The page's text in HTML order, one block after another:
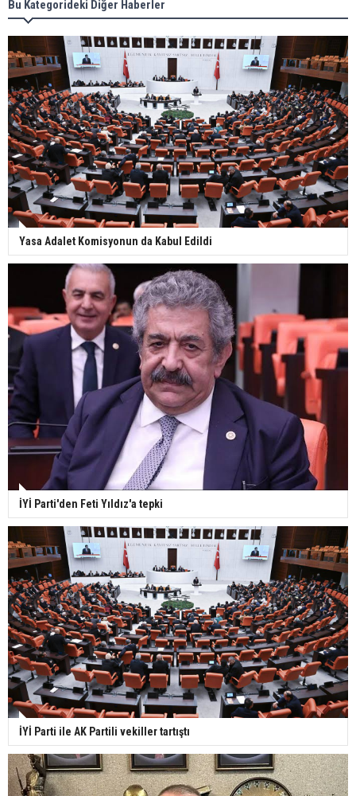
Bu Kategorideki Diğer Haberler
Yasa Adalet Komisyonun da Kabul Edildi
İYİ Parti'den Feti Yıldız'a tepki
İYİ Parti ile AK Partili vekiller tartıştı